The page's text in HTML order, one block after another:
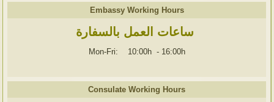
Embassy Working Hours
ساعات العمل بالسفارة
Mon-Fri: 10:00h - 16:00h
Consulate Working Hours